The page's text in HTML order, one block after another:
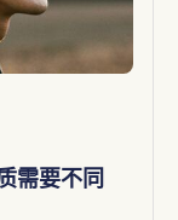
需要不同